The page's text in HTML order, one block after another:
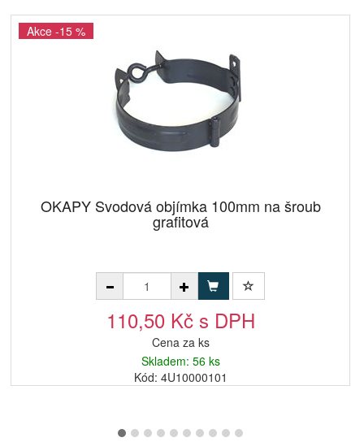
Akce -15 %
OKAPY Svodová objímka 100mm na šroub
grafitová
110,50 Kč s DPH
Cena za ks
Skladem: 56 ks
Kód: 4U10000101